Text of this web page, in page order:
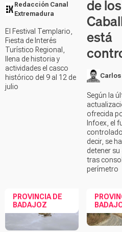
Redacción Canal
Extremadura
El Festival Templario,
Fiesta de Interés
Turístico Regional,
llena de historia y
actividades el casco
histórico del 9 al 12 de
julio
de los
está
Carlos
Según la
ofrecida
Infoex, el
decir, se
detener su
tras
perímetro
PROVINCIA DE
BADAJOZ